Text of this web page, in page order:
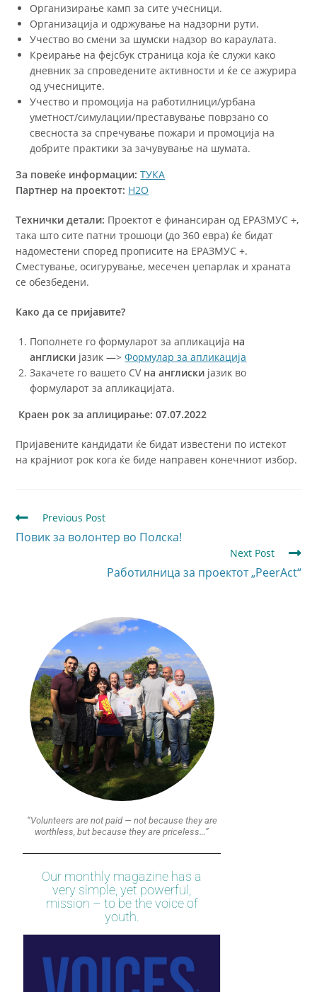
Организирање камп за сите учесници.
Организација и одржување на надзорни рути.
Учество во смени за шумски надзор во караулата.
Креирање на фејсбук страница која ќе служи како
дневник за спроведените активности и ќе се ажурира
од учесниците.
Учество и промоција на работилници/урбана
уметност/симулации/преставување поврзано со
свесноста за спречување пожари и промоција на
добрите практики за зачувување на шумата.
За повеќе информации: ТУКА
Партнер на проектот: H2O
Технички детали: Проектот е финансиран од ЕРАЗМУС +,
така што сите патни трошоци (до 360 евра) ќе бидат
надоместени според прописите на ЕРАЗМУС +.
Сместување, осигурување, месечен џепарлак и храната
се обезбедени.
Како да се пријавите?
Пополнете го формуларот за апликација на
англиски јазик —>Формулар за апликација
Закачете го вашето CV на англиски јазик во
формуларот за апликацијата.
Краен рок за аплицирање: 07.07.2022
Пријавените кандидати ќе бидат известени по истекот
на крајниот рок кога ќе биде направен конечниот избор.
Previous Post
Повик за волонтер во Полска!
Next Post
Работилница за проектот „PeerAct“
“Volunteers are not paid — not because they are
worthless, but because they are priceless…”
Our monthly magazine has a
very simple, yet powerful,
mission – to be the voice of
youth.